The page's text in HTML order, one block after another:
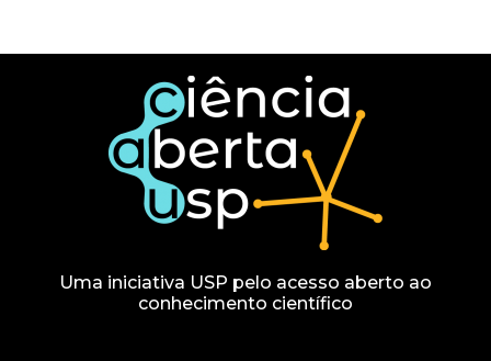
Uma iniciativa USP pelo acesso aberto ao
conhecimento científico